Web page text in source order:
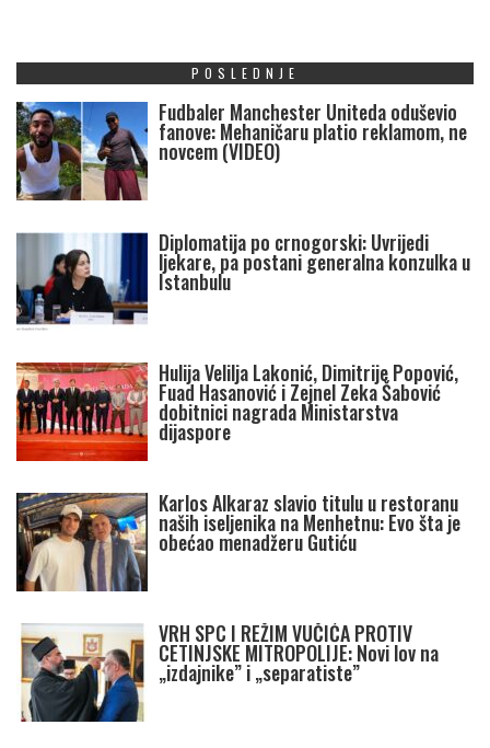
POSLEDNJE
Fudbaler Manchester Uniteda oduševio
fanove: Mehaničaru platio reklamom, ne
novcem (VIDEO)
Diplomatija po crnogorski: Uvrijedi
ljekare, pa postani generalna konzulka u
Istanbulu
Hulija Velilja Lakonić, Dimitrije Popović,
Fuad Hasanović i Zejnel Zeka Šabović
dobitnici nagrada Ministarstva
dijaspore
Karlos Alkaraz slavio titulu u restoranu
naših iseljenika na Menhetnu: Evo šta je
obećao menadžeru Gutiću
VRH SPC I REŽIM VUČIĆA PROTIV
CETINJSKE MITROPOLIJE: Novi lov na
„izdajnike” i „separatiste”